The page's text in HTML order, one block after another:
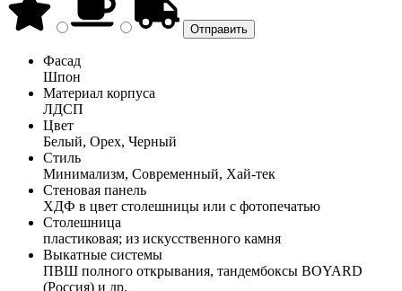
Фасад
Шпон
Материал корпуса
ЛДСП
Цвет
Белый, Орех, Черный
Стиль
Минимализм, Современный, Хай-тек
Стеновая панель
ХДФ в цвет столешницы или с фотопечатью
Столешница
пластиковая; из искусственного камня
Выкатные системы
ПВШ полного открывания, тандембоксы BOYARD
(Россия) и др.